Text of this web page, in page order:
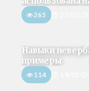
265
Навыки
примеры
114